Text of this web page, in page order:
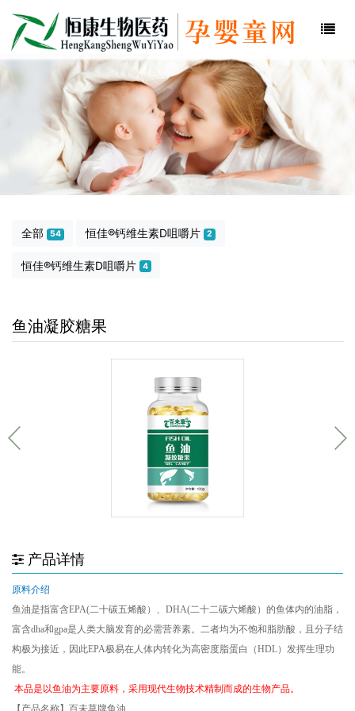
全部 54 恒佳®钙维生素D咀嚼片 2
恒佳®钙维生素D咀嚼片 4
鱼油凝胶糖果
产品详情
原料介绍
鱼油是指富含EPA(二十碳五烯酸）、DHA(二十二碳六烯酸）的鱼体内的油脂，
富含dha和gpa是人类大脑发育的必需营养素。二者均为不饱和脂肪酸，且分子结
构极为接近，因此EPA极易在人体内转化为高密度脂蛋白（HDL）发挥生理功
能。
本品是以鱼油为主要原料，采用现代生物技术精制而成的生物产品。
【产品名称】百未草牌鱼油